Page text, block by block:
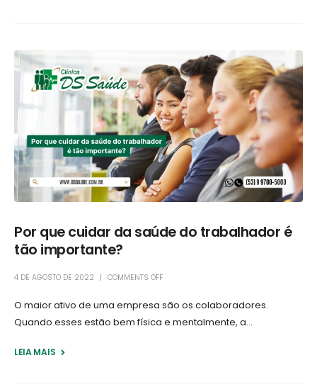
Por que cuidar da saúde do trabalhador é
tão importante?
4 DE AGOSTO DE 2022 COMMENTS OFF
O maior ativo de uma empresa são os colaboradores.
Quando esses estão bem física e mentalmente, a...
LEIA MAIS +